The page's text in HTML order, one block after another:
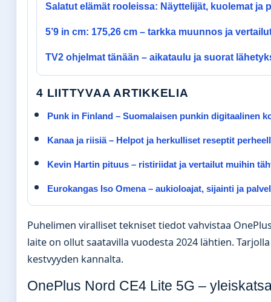
Salatut elämät rooleissa: Näyttelijät, kuolemat ja
5’9 in cm: 175,26 cm – tarkka muunnos ja
TV2 ohjelmat tänään – aikataulu ja suorat
4 LIITTYVAA ARTIKKELIA
Punk in Finland – Suomalaisen punkin digitaalinen
Kanaa ja riisiä – Helpot ja herkulliset reseptit
Kevin Hartin pituus – ristiriidat ja vertailut muihin
Eurokangas Iso Omena – aukioloajat, sijainti ja
Puhelimen viralliset tekniset tiedot vahvistaa
laite on ollut saatavilla vuodesta 2024 lähtien.
kestvyyden kannalta.
OnePlus Nord CE4 Lite 5G –